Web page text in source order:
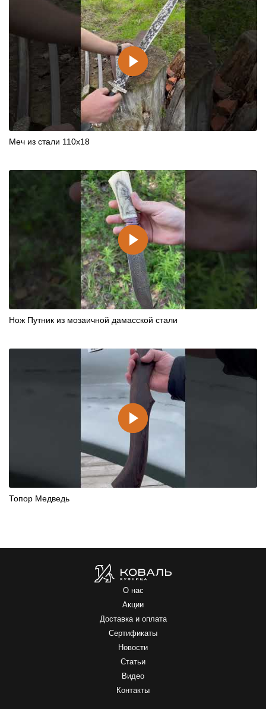
Меч из стали 110х18
Нож Путник из мозаичной дамасской стали
Топор Медведь
О нас
Акции
Доставка и оплата
Сертификаты
Новости
Статьи
Видео
Контакты